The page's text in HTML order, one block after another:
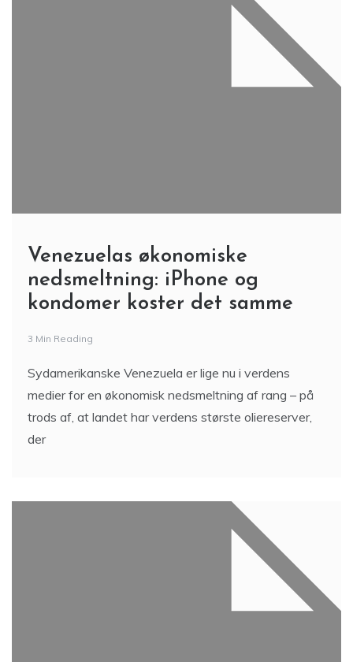
Venezuelas økonomiske
nedsmeltning: iPhone og
kondomer koster det samme
3 Min Reading
Sydamerikanske Venezuela er lige nu i verdens
medier for en økonomisk nedsmeltning af rang – på
trods af, at landet har verdens største oliereserver,
der